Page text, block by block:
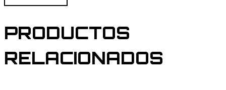
PRODUCTOS
RELACIONADOS